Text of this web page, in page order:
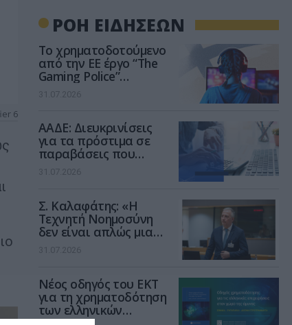
6
ΡΟΗ ΕΙΔΗΣΕΩΝ
Το χρηματοδοτούμενο
από την ΕΕ έργο “The
Gaming Police”
ενισχύει την ασφάλεια
των παιδιών στο
31.07.2026
ΑΑΔΕ: Διευκρινίσεις
για τα πρόστιμα σε
παραβάσεις που
αφορούν τους ΦΗΜ
31.07.2026
Σ. Καλαφάτης: «Η
Τεχνητή Νοημοσύνη
δεν είναι απλώς μια
νέα τεχνολογία, είναι
μια νέα βιομηχανική
31.07.2026
Νέος οδηγός του ΕΚΤ
για τη χρηματοδότηση
των ελληνικών